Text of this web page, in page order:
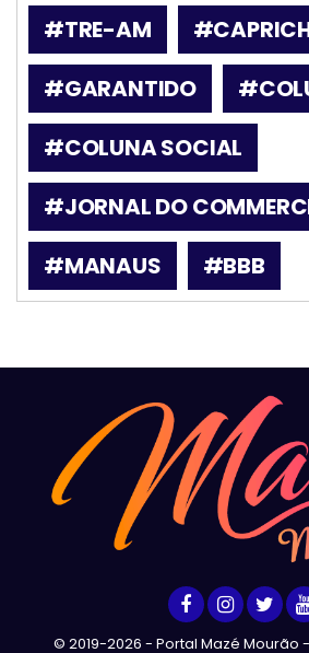
#TRE-AM
#GARANTIDO
#COLUNA SOCIAL
#JORNAL DO
#MANAUS
#BBB
© 2019-2026 - Portal Mazé Mourão